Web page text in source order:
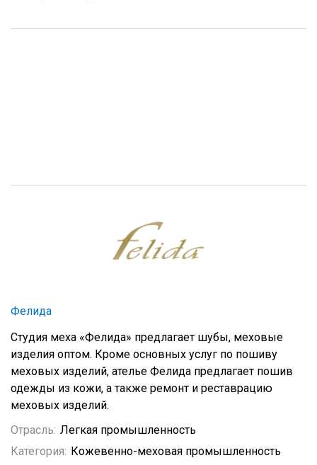
Фелида
Студия меха «Фелида» предлагает шубы, меховые
изделия оптом. Кроме основных услуг по пошиву
меховых изделий, ателье Фелида предлагает пошив
одежды из кожи, а также ремонт и реставрацию
меховых изделий.
Отрасль: Легкая промышленность
Категория: Кожевенно-меховая промышленность